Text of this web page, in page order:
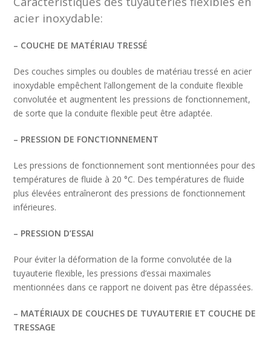
acier inoxydable:
– COUCHE DE MATÉRIAU TRESSÉ
Des couches simples ou doubles de matériau tressé en acier
inoxydable empêchent l’allongement de la conduite flexible
convolutée et augmentent les pressions de fonctionnement,
de sorte que la conduite flexible peut être adaptée.
– PRESSION DE FONCTIONNEMENT
Les pressions de fonctionnement sont mentionnées pour des
températures de fluide à 20 °C. Des températures de fluide
plus élevées entraîneront des pressions de fonctionnement
inférieures.
– PRESSION D’ESSAI
Pour éviter la déformation de la forme convolutée de la
tuyauterie flexible, les pressions d’essai maximales
mentionnées dans ce rapport ne doivent pas être dépassées.
– MATÉRIAUX DE COUCHES DE TUYAUTERIE ET COUCHE DE
TRESSAGE